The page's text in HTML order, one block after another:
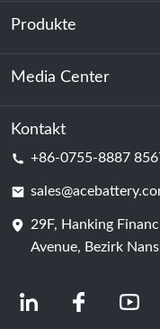
Über uns
Nachhaltigkeit
Produkte
Energiespeicherung
Rechenzentrum &
Batterie
Media Center
Nachricht
Kontakt
+86-0755-8887
29F, Hanking
Avenue, Bezirk